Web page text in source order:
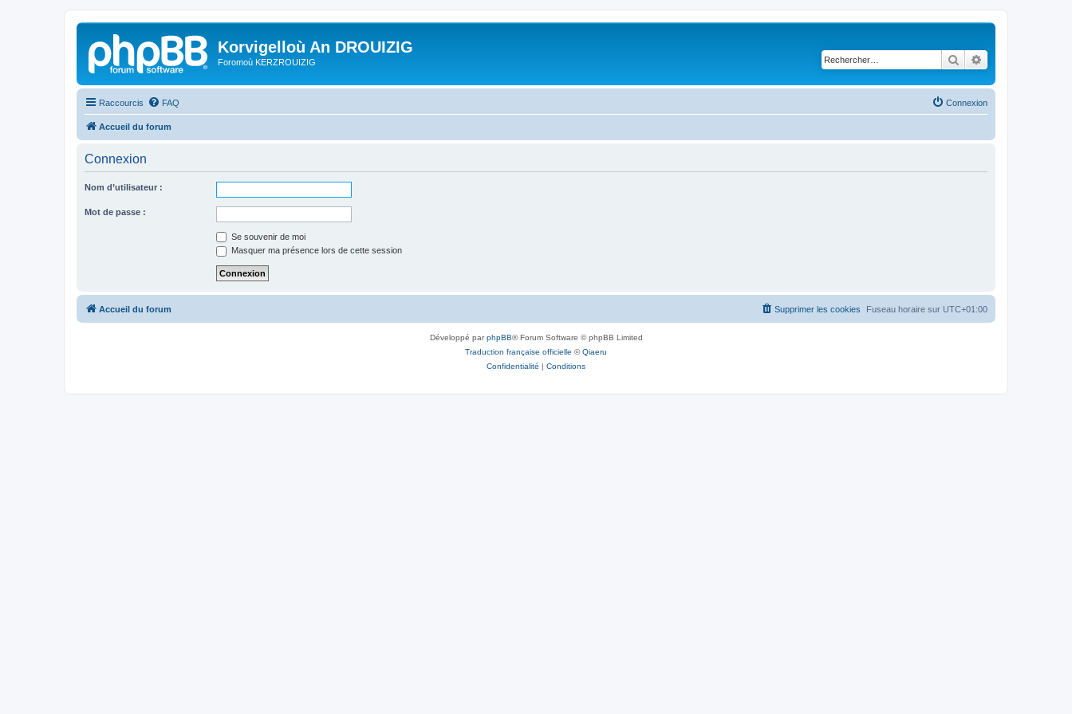
Korvigelloù An DROUIZIG
Foromoù KERZROUIZIG Rechercher
Raccourcis FAQ Connexion
Accueil du forum
Connexion
Nom d’utilisateur :
Mot de passe :
Se souvenir de moi
Masquer ma présence lors de cette session
Accueil du forum Fuseau horaire sur UTC+01:00
Supprimer les cookies
Développé parphpBB® Forum Software © phpBB Limited
Traduction française officielle ©Qiaeru
Confidentialité | Conditions